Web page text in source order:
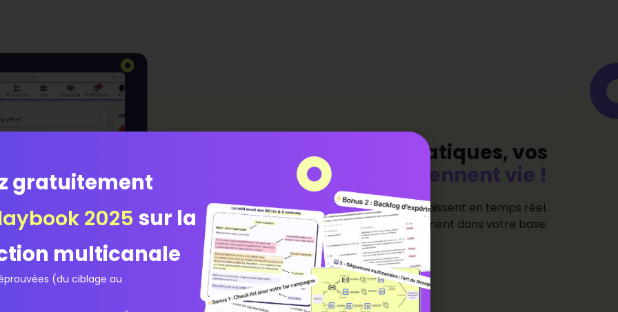
Fini les bases statiques, vos
données
prennent vie !
Vos données deviennent dynamiques et s’enrichissent en temps réel.
Chaque mise à jour se reflète instantanément dans votre base.
gratuitement
2025 sur la
multicanale
(du ciblage au